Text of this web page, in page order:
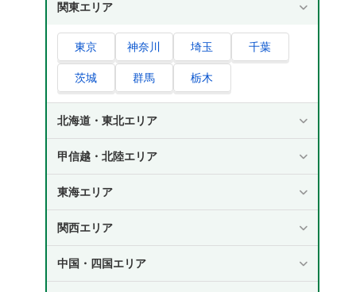
関東エリア
東京 神奈川 埼玉 千葉
茨城 群馬 栃木
北海道・東北エリア
甲信越・北陸エリア
東海エリア
関西エリア
中国・四国エリア